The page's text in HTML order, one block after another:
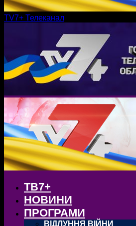
TV7+ Телеканал
ТВ7+
НОВИНИ
ПРОГРАМИ
ВІДЛУННЯ ВІЙНИ